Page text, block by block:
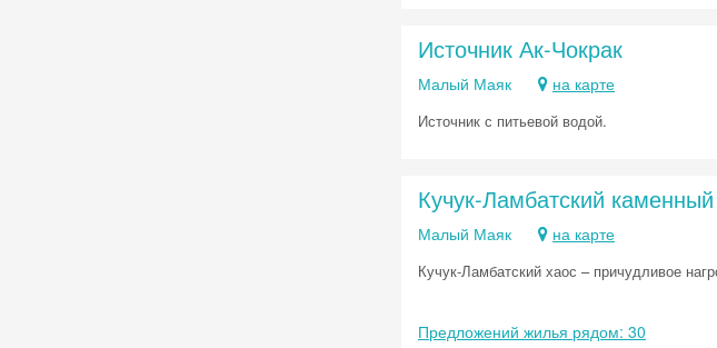
Источник Ак-Чокрак
Малый Маяк на карте
Источник с питьевой водой.
Кучук-Ламбатский
Малый Маяк на карте
Кучук-Ламбатский хаос – причудливое
Предложений жилья рядом: 30